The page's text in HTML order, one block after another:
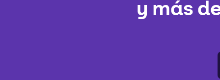
y más